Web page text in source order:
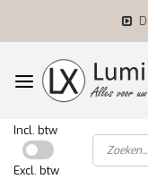
Incl. btw
Excl. btw